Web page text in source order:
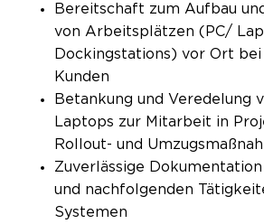
Bereitschaft zum Aufbau
von Arbeitsplätzen (PC/
Dockingstations) vor Ort bei
Kunden
Betankung und Veredelung
Laptops zur Mitarbeit in
Rollout- und
Zuverlässige
und nachfolgenden
Systemen